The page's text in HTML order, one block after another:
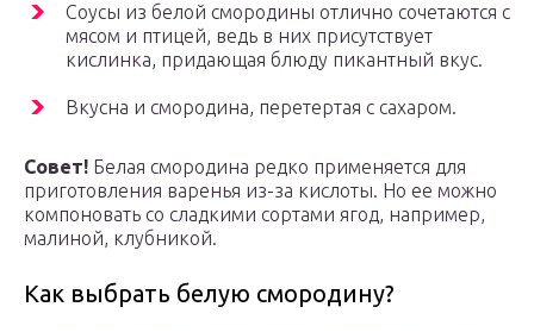
Соусы из белой смородины отлично сочетаются с
мясом и птицей, ведь в них присутствует
кислинка, придающая блюду пикантный вкус.
Вкусна и смородина, перетертая с сахаром.
Совет! Белая смородина редко применяется для
приготовления варенья из-за кислоты. Но ее можно
компоновать со сладкими сортами ягод, например,
малиной, клубникой.
Как выбрать белую смородину?